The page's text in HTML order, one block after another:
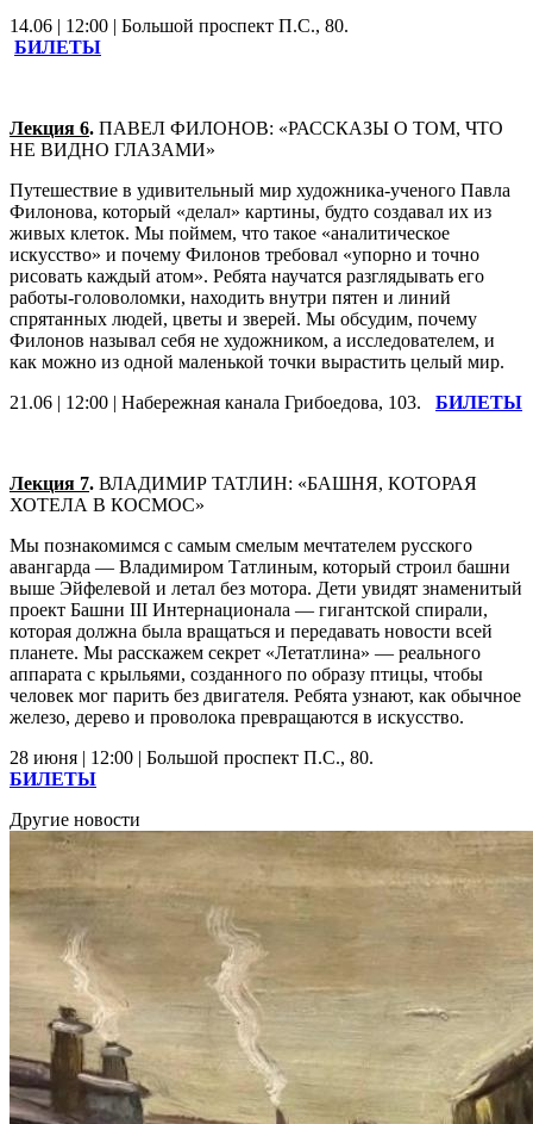
14.06 | 12:00 | Большой проспект П.С., 80.
БИЛЕТЫ
Лекция 6. ПАВЕЛ ФИЛОНОВ: «РАССКАЗЫ О ТОМ, ЧТО
НЕ ВИДНО ГЛАЗАМИ»
Путешествие в удивительный мир художника-ученого Павла
Филонова, который «делал» картины, будто создавал их из
живых клеток. Мы поймем, что такое «аналитическое
искусство» и почему Филонов требовал «упорно и точно
рисовать каждый атом». Ребята научатся разглядывать его
работы-головоломки, находить внутри пятен и линий
спрятанных людей, цветы и зверей. Мы обсудим, почему
Филонов называл себя не художником, а исследователем, и
как можно из одной маленькой точки вырастить целый мир.
21.06 | 12:00 | Набережная канала Грибоедова, 103. БИЛЕТЫ
Лекция 7. ВЛАДИМИР ТАТЛИН: «БАШНЯ, КОТОРАЯ
ХОТЕЛА В КОСМОС»
Мы познакомимся с самым смелым мечтателем русского
авангарда — Владимиром Татлиным, который строил башни
выше Эйфелевой и летал без мотора. Дети увидят знаменитый
проект Башни III Интернационала — гигантской спирали,
которая должна была вращаться и передавать новости всей
планете. Мы расскажем секрет «Летатлина» — реального
аппарата с крыльями, созданного по образу птицы, чтобы
человек мог парить без двигателя. Ребята узнают, как обычное
железо, дерево и проволока превращаются в искусство.
28 июня | 12:00 | Большой проспект П.С., 80.
БИЛЕТЫ
Другие новости